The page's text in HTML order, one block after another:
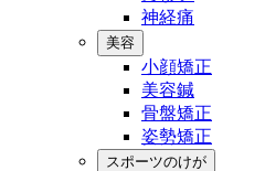
神経痛
美容
小顔矯正
美容鍼
骨盤矯正
姿勢矯正
スポーツのけが